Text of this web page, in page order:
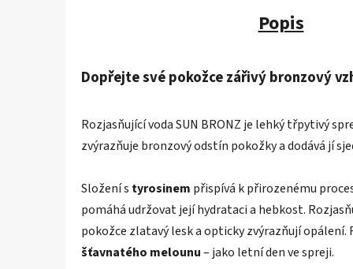
Popis
Dopřejte své pokožce zářivý bronzový
Rozjasňující voda SUN BRONZ je lehký třpytivý
zvýrazňuje bronzový odstín pokožky a dodává jí
Složení s tyrosinem přispívá k přirozenému
pomáhá udržovat její hydrataci a hebkost.
pokožce zlatavý lesk a opticky zvýrazňují opálení.
šťavnatého melounu– jako letní den ve spreji.